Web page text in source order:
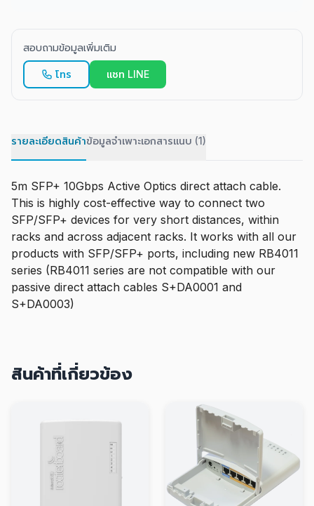
สอบถามข้อมูลเพิ่มเติม
โทร แชท LINE
รายละเอียดสินค้าข้อมูลจำเพาะเอกสารแนบ (1)
5m SFP+ 10Gbps Active Optics direct attach cable.
This is highly cost-effective way to connect two
SFP/SFP+ devices for very short distances, within
racks and across adjacent racks. It works with all our
products with SFP/SFP+ ports, including new RB4011
series (RB4011 series are not compatible with our
passive direct attach cables S+DA0001 and
S+DA0003)
สินค้าที่เกี่ยวข้อง